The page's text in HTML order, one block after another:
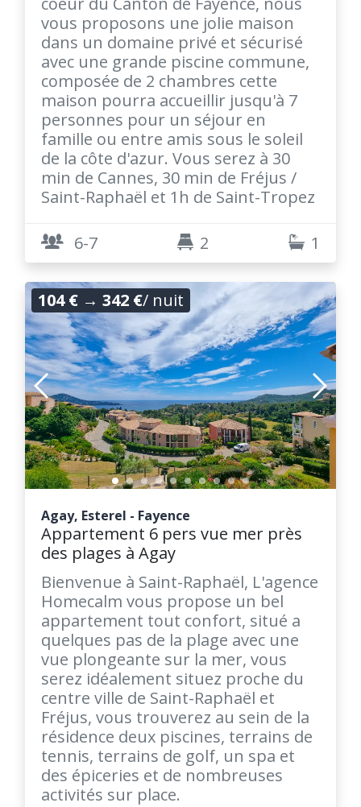
vous proposons une jolie maison
dans un domaine privé et sécurisé
avec une grande piscine commune,
composée de 2 chambres cette
maison pourra accueillir jusqu'à 7
personnes pour un séjour en
famille ou entre amis sous le soleil
de la côte d'azur. Vous serez à 30
min de Cannes, 30 min de Fréjus /
Saint-Raphaël et 1h de Saint-Tropez
6-7 2 1
104 € → 342 €/ nuit
Agay, Esterel - Fayence
Appartement 6 pers vue mer près
des plages à Agay
Bienvenue à Saint-Raphaël, L'agence
Homecalm vous propose un bel
appartement tout confort, situé a
quelques pas de la plage avec une
vue plongeante sur la mer, vous
serez idéalement situez proche du
centre ville de Saint-Raphaël et
Fréjus, vous trouverez au sein de la
résidence deux piscines, terrains de
tennis, terrains de golf, un spa et
des épiceries et de nombreuses
activités sur place.